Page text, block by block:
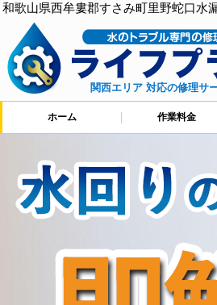
和歌山県西牟婁郡すさみ町里野蛇口水
関西エリア 対応の修理サ
ホーム 作業料金